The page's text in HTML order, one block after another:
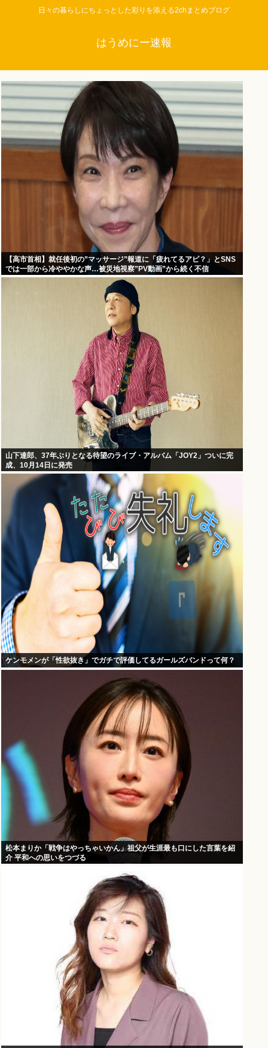
日々の暮らしにちょっとした彩りを添える2chまとめブログ
はうめにー速報
【高市首相】就任後初の”マッサージ”報道に「疲れてるアピ？」とSNS
では一部から冷ややかな声…被災地視察”PV動画”から続く不信
山下達郎、37年ぶりとなる待望のライブ・アルバム「JOY2」ついに完
成、10月14日に発売
ケンモメンが「性欲抜き」でガチで評価してるガールズバンドって何？
松本まりか「戦争はやっちゃいかん」祖父が生涯最も口にした言葉を紹
介 平和への思いをつづる